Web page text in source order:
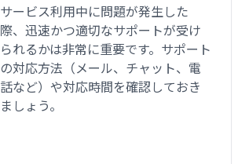
サービス利用中に問題が発生した
際、迅速かつ適切なサポートが受け
られるかは非常に重要です。サポート
の対応方法（メール、チャット、電
話など）や対応時間を確認しておき
ましょう。